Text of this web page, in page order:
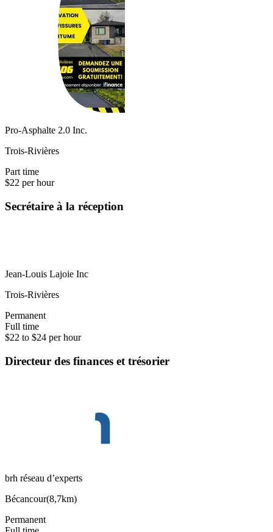
Pro-Asphalte 2.0 Inc.
Trois-Rivières
Part time
$22 per hour
Secrétaire à la réception
Jean-Louis Lajoie Inc
Trois-Rivières
Permanent
Full time
$22 to $24 per hour
Directeur des finances et trésorier
brh réseau d’experts
Bécancour(8,7km)
Permanent